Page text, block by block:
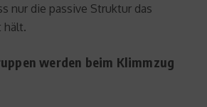
nur die passive Struktur das
hält.
werden beim Klimmzug